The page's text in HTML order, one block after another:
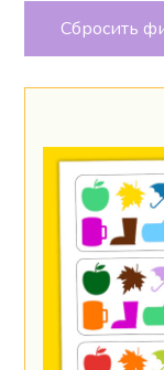
Сбросить